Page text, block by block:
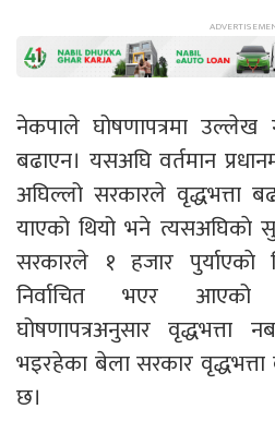
नेकपाले घोषणापत्रमा उल्लेख
बढाएन। यसअघि वर्तमान
अघिल्लो सरकारले वृद्धभत्ता
याएको थियो भने त्यसअघिकाे
सरकारले १ हजार पुर्याएकाे
निर्वाचित भएर आएको
घोषणापत्रअनुसार वृद्धभत्ता
भइरहेका बेला सरकार वृद्धभत्ता
छ।